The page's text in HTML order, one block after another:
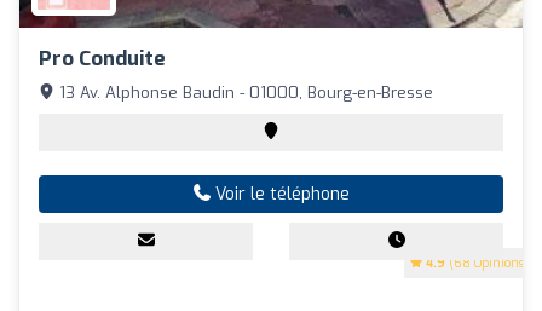
Pro Conduite
4.9 (68 Opinions)
13 Av. Alphonse Baudin - 01000, Bourg-en-Bresse
Voir le téléphone